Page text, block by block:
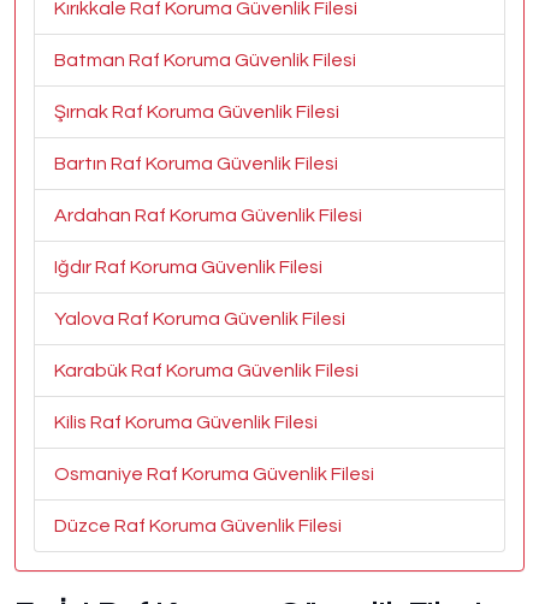
Kırıkkale Raf Koruma Güvenlik Filesi
Batman Raf Koruma Güvenlik Filesi
Şırnak Raf Koruma Güvenlik Filesi
Bartın Raf Koruma Güvenlik Filesi
Ardahan Raf Koruma Güvenlik Filesi
Iğdır Raf Koruma Güvenlik Filesi
Yalova Raf Koruma Güvenlik Filesi
Karabük Raf Koruma Güvenlik Filesi
Kilis Raf Koruma Güvenlik Filesi
Osmaniye Raf Koruma Güvenlik Filesi
Düzce Raf Koruma Güvenlik Filesi